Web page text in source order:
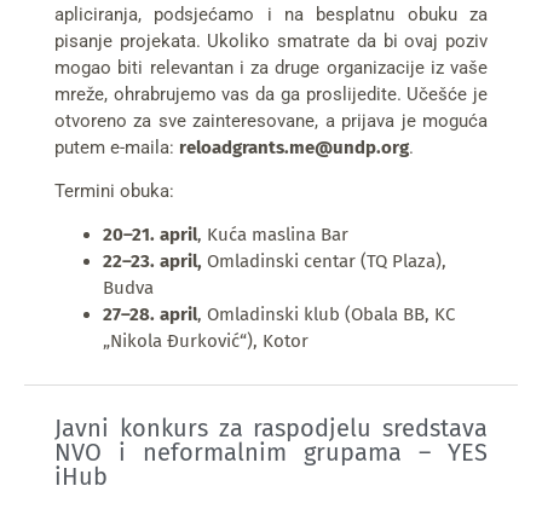
apliciranja, podsjećamo i na besplatnu obuku za
pisanje projekata. Ukoliko smatrate da bi ovaj poziv
mogao biti relevantan i za druge organizacije iz vaše
mreže, ohrabrujemo vas da ga proslijedite. Učešće je
otvoreno za sve zainteresovane, a prijava je moguća
putem e-maila: reloadgrants.me@undp.org.
Termini obuka:
20–21. april, Kuća maslina Bar
22–23. april, Omladinski centar (TQ Plaza),
Budva
27–28. april, Omladinski klub (Obala BB, KC
„Nikola Đurković“), Kotor
Javni konkurs za raspodjelu sredstava
NVO i neformalnim grupama – YES
iHub